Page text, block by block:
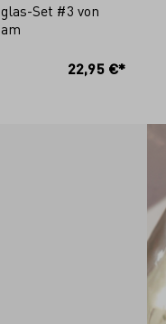
Set #3 von
22,95 €*